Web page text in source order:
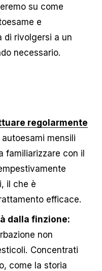
su come
e
di rivolgersi a un
necessario.
regolarmente
autoesami mensili
familiarizzare con il
il che è
efficace.
dalla finzione:
non
Concentrati
come la storia